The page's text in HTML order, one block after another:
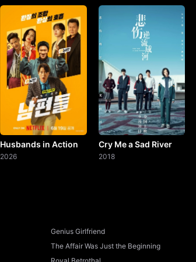
Husbands in Action
2026
Cry Me a Sad River
2018
Genius Girlfriend
The Affair Was Just the Beginning